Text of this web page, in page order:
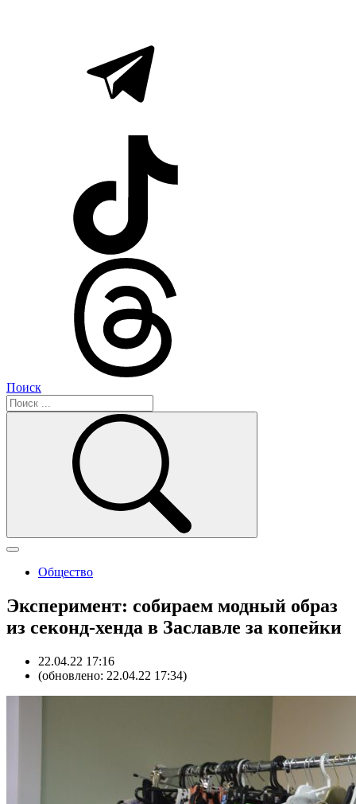
Поиск
Общество
Эксперимент: собираем модный образ
из секонд-хенда в Заславле за копейки
22.04.22 17:16
(обновлено: 22.04.22 17:34)